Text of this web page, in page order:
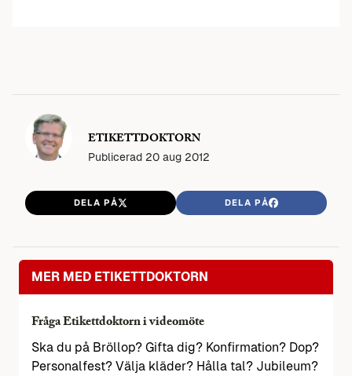
ETIKETTDOKTORN
Publicerad 20 aug 2012
DELA PÅ DELA PÅ
MER MED ETIKETTDOKTORN
Fråga Etikettdoktorn i videomöte
Ska du på Bröllop? Gifta dig? Konfirmation? Dop?
Personalfest? Välja kläder? Hålla tal? Jubileum?